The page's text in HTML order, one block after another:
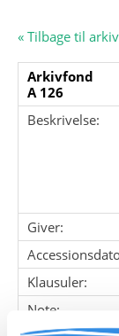
« Tilbage til
Arkivfond
A 126
Beskrivelse:
Giver:
Klausuler:
Note: